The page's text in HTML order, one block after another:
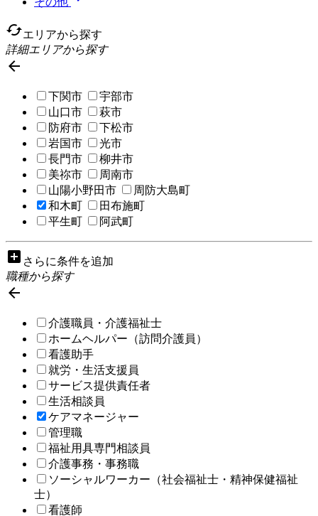
cachedエリアから探す
詳細エリアから探す

下関市
宇部市
山口市
萩市
防府市
下松市
岩国市
光市
長門市
柳井市
美祢市
周南市
山陽小野田市
周防大島町
和木町
田布施町
平生町
阿武町
add_box さらに条件を追加
職種から探す

介護職員・介護福祉士
ホームヘルパー（訪問介護員）
看護助手
就労・生活支援員
サービス提供責任者
生活相談員
ケアマネージャー
管理職
福祉用具専門相談員
介護事務・事務職
ソーシャルワーカー（社会福祉士・精神保健福祉
士）
看護師